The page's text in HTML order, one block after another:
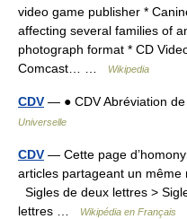
video game publisher *
affecting several families of
photograph format * CD
Comcast… …
Wikipedia
CDV — ● CDV Abréviation
Universelle
CDV — Cette page
articles partageant un
Sigles de deux lettres >
lettres …
Wikipédia en Français